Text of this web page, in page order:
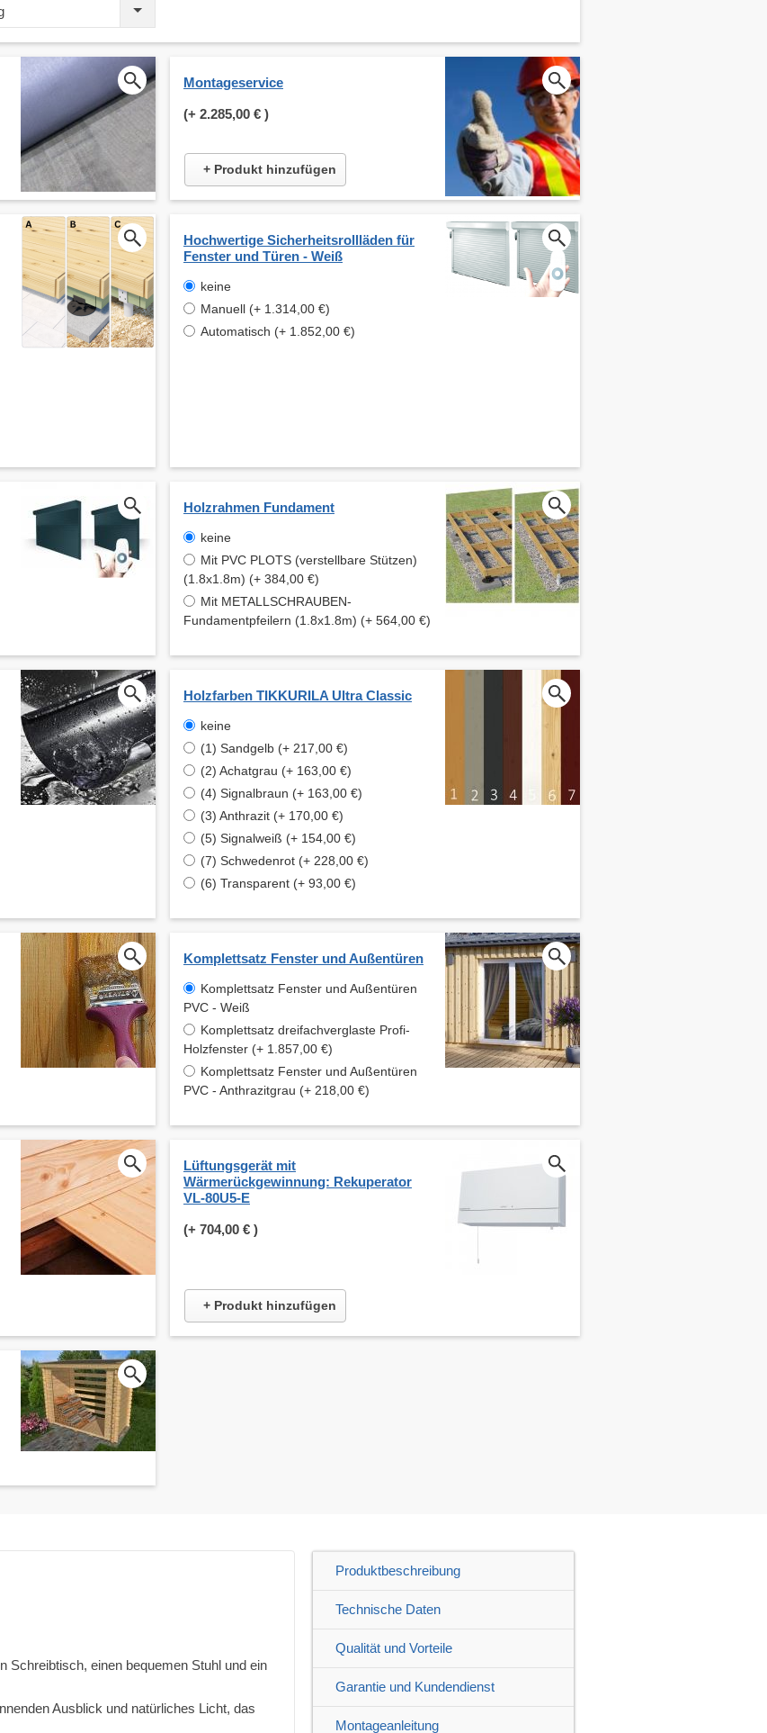
Montageservice
(+ 2.285,00 € )
+ Produkt hinzufügen
Hochwertige Sicherheitsrollläden für
Fenster und Türen - Weiß
keine
Manuell (+ 1.314,00 €)
Automatisch (+ 1.852,00 €)
Holzrahmen Fundament
keine
Mit PVC PLOTS (verstellbare Stützen)
(1.8x1.8m) (+ 384,00 €)
Mit METALLSCHRAUBEN-
Fundamentpfeilern (1.8x1.8m) (+ 564,00 €)
Holzfarben TIKKURILA Ultra Classic
keine
(1) Sandgelb (+ 217,00 €)
(2) Achatgrau (+ 163,00 €)
(4) Signalbraun (+ 163,00 €)
(3) Anthrazit (+ 170,00 €)
(5) Signalweiß (+ 154,00 €)
(7) Schwedenrot (+ 228,00 €)
(6) Transparent (+ 93,00 €)
Komplettsatz Fenster und Außentüren
Komplettsatz Fenster und Außentüren
PVC - Weiß
Komplettsatz dreifachverglaste Profi-
Holzfenster (+ 1.857,00 €)
Komplettsatz Fenster und Außentüren
PVC - Anthrazitgrau (+ 218,00 €)
Lüftungsgerät mit
Wärmerückgewinnung: Rekuperator
VL-80U5-E
(+ 704,00 € )
+ Produkt hinzufügen
Schreibtisch, einen bequemen Stuhl und ein
Ausblick und natürliches Licht, das
Produktbeschreibung
Technische Daten
Qualität und Vorteile
Garantie und Kundendienst
Montageanleitung